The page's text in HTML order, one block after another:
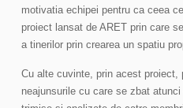
motivatia echipei pentru ca ceea
proiect lansat de ARET prin care
a tinerilor prin crearea un spatiu
Cu alte cuvinte, prin acest
neajunsurile cu care se zbat